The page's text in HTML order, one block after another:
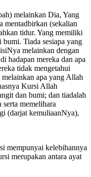
melainkan Dia, Yang
mentadbirkan (sekalian
tidur. Yang memiliki
bumi. Tiada sesiapa yang
melainkan dengan
hadapan mereka dan apa
tidak mengetahui
apa yang Allah
Kursi Allah
dan bumi; dan tiadalah
memelihara
(darjat kemuliaanNya),
mempunyai kelebihannya
merupakan antara ayat